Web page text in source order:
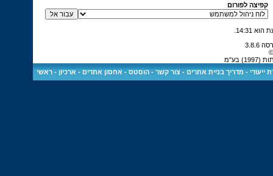
קפיצה לפורום
14:31
בע"מ
ייעודי -מדריך בניית אתרים -צור קשר -הוסטס - אחסון אתרים - ארכיון -ראשי